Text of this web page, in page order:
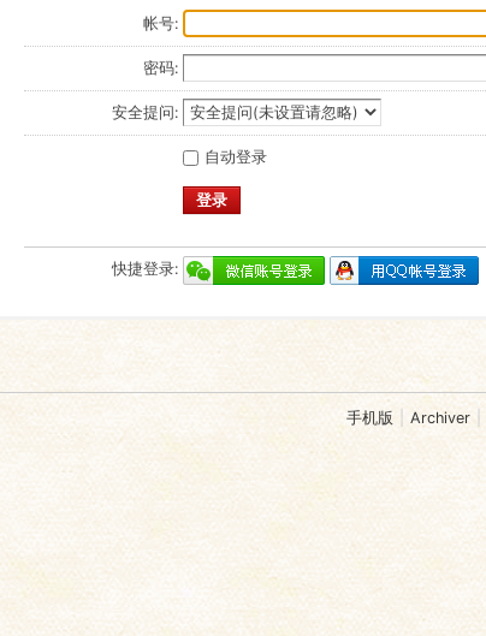
帐号:
密码:
安全提问:
自动登录
登录
快捷登录:
手机版 Archiver